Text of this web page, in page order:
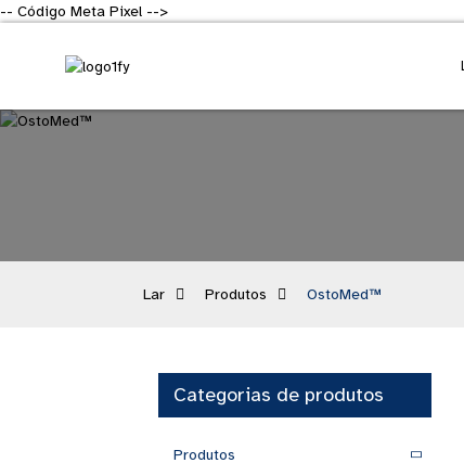
-- Código Meta Pixel -->
Lar Produtos OstoMed™
Categorias de produtos
Produtos